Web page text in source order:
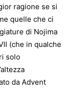
ragione se si
quelle che ci
di Nojima
(che in qualche
solo
da Advent